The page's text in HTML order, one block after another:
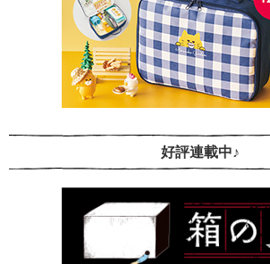
好評連載中♪